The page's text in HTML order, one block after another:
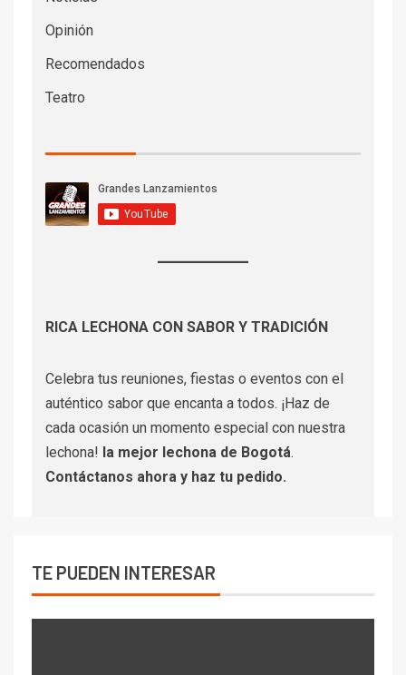
Opinión
Recomendados
Teatro
RICA LECHONA CON SABOR Y TRADICIÓN
Celebra tus reuniones, fiestas o eventos con el
auténtico sabor que encanta a todos. ¡Haz de
cada ocasión un momento especial con nuestra
lechona! la mejor lechona de Bogotá.
Contáctanos ahora y haz tu pedido.
TE PUEDEN INTERESAR